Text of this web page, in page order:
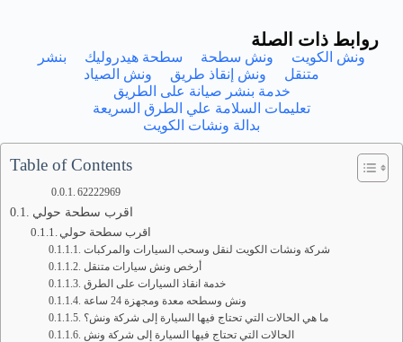
روابط ذات الصلة
ونش الكويت ونش سطحة سطحة هيدروليك
بنشر
متنقل
ونش إنقاذ طريق
ونش الصياد
خدمة بنشر صيانة على الطريق
تعليمات السلامة علي الطرق السريعة
بدالة ونشات الكويت
Table of Contents
62222969
اقرب سطحة حولي
اقرب سطحة حولي
شركة ونشات الكويت لنقل وسحب السيارات والمركبات
أرخص ونش سيارات متنقل
خدمة انقاذ السيارات على الطرق
ونش وسطحه معدة ومجهزة 24 ساعة
ما هي الحالات التي تحتاج فيها السيارة إلى شركة ونش؟
الحالات التي تحتاج فيها السيارة إلى شركة ونش